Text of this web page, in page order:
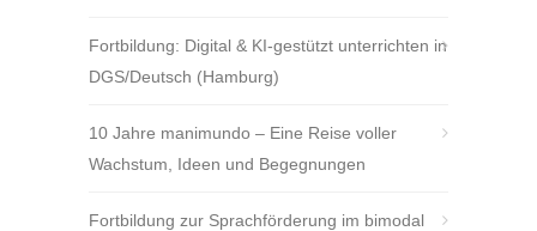
Fortbildung: Digital & KI-gestützt unterrichten in
DGS/Deutsch (Hamburg)
10 Jahre manimundo – Eine Reise voller
Wachstum, Ideen und Begegnungen
Fortbildung zur Sprachförderung im bimodal